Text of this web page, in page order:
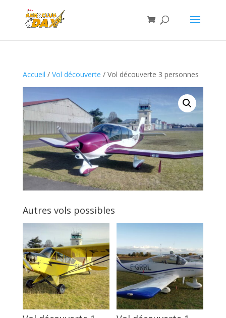
Accueil / Vol découverte / Vol découverte 3 personnes
Autres vols possibles